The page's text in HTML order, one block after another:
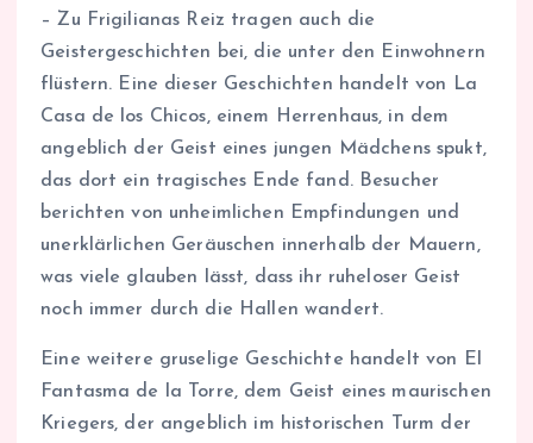
– Zu Frigilianas Reiz tragen auch die
Geistergeschichten bei, die unter den Einwohnern
flüstern. Eine dieser Geschichten handelt von La
Casa de los Chicos, einem Herrenhaus, in dem
angeblich der Geist eines jungen Mädchens spukt,
das dort ein tragisches Ende fand. Besucher
berichten von unheimlichen Empfindungen und
unerklärlichen Geräuschen innerhalb der Mauern,
was viele glauben lässt, dass ihr ruheloser Geist
noch immer durch die Hallen wandert.
Eine weitere gruselige Geschichte handelt von El
Fantasma de la Torre, dem Geist eines maurischen
Kriegers, der angeblich im historischen Turm der